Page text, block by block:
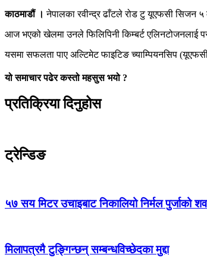
काठमाडौं । नेपालका रवीन्द्र ढाँटले रोड टु यूएफसी सिजन
आज भएको खेलमा उनले फिलिपिनी किम्बर्ट एलिनटोजनलाई
यसमा सफलता पाए अल्टिमेट फाइटिङ च्याम्पियनसिप
यो समाचार पढेर कस्तो महसुस भयो ?
प्रतिक्रिया दिनुहोस
ट्रेन्डिङ
५७ सय मिटर उचाइबाट निकालियो निर्मल पुर्जाको शव
मिलापत्रमै टुङ्गिन्छन् सम्बन्धविच्छेदका मुद्दा